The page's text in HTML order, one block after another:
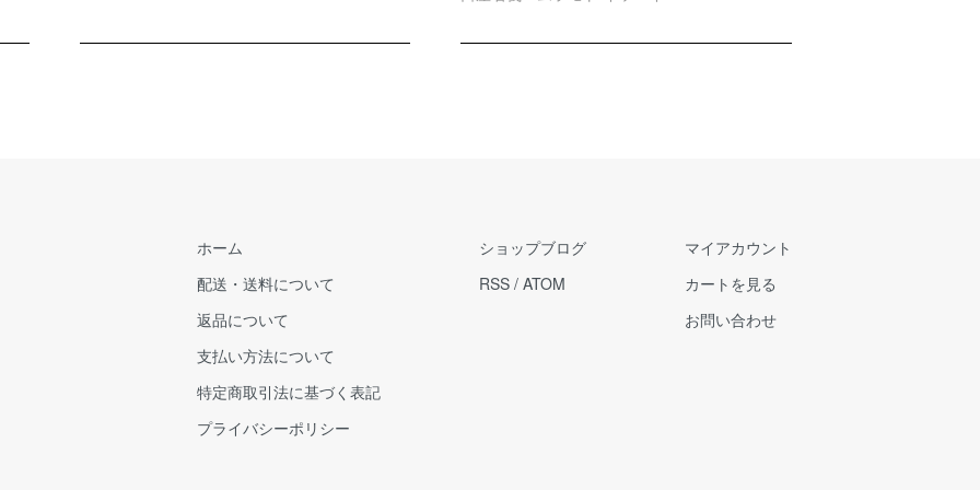
ホーム
配送・送料について
返品について
支払い方法について
特定商取引法に基づく表記
プライバシーポリシー
ショップブログ
RSS / ATOM
マイアカウント
カートを見る
お問い合わせ